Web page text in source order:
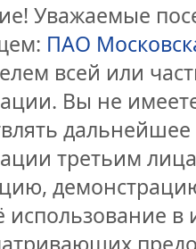
Уважаемые
ПАО
всей или
Вы не
третьим
использование